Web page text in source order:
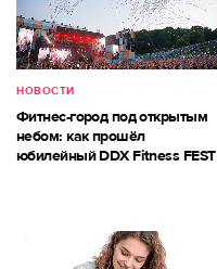
НОВОСТИ
Фитнес-город под открытым
небом: как прошёл
юбилейный DDX Fitness FEST